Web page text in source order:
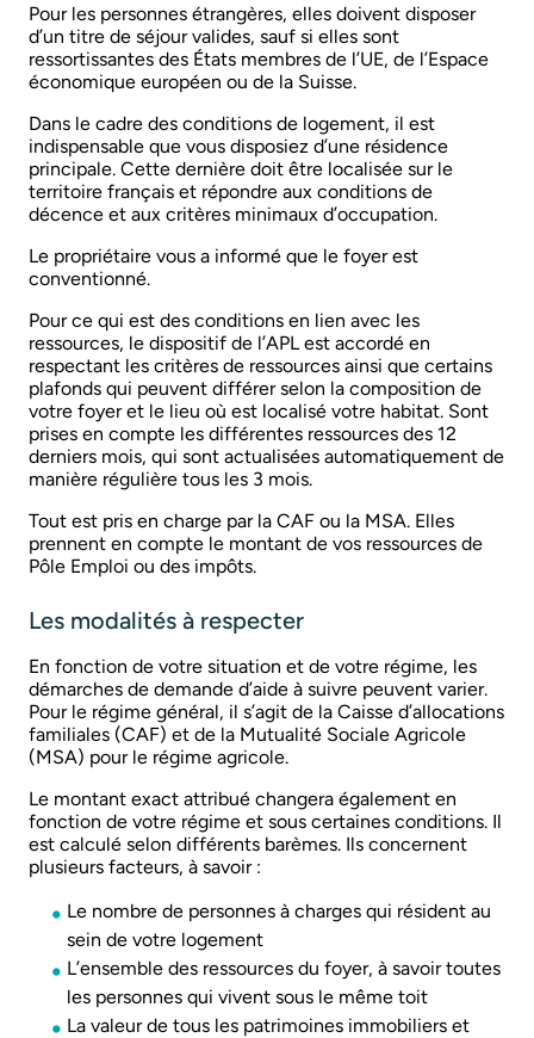
Pour les personnes étrangères, elles doivent disposer
d’un titre de séjour valides, sauf si elles sont
ressortissantes des États membres de l’UE, de l’Espace
économique européen ou de la Suisse.
Dans le cadre des conditions de logement, il est
indispensable que vous disposiez d’une résidence
principale. Cette dernière doit être localisée sur le
territoire français et répondre aux conditions de
décence et aux critères minimaux d’occupation.
Le propriétaire vous a informé que le foyer est
conventionné.
Pour ce qui est des conditions en lien avec les
ressources, le dispositif de l’APL est accordé en
respectant les critères de ressources ainsi que certains
plafonds qui peuvent différer selon la composition de
votre foyer et le lieu où est localisé votre habitat. Sont
prises en compte les différentes ressources des 12
derniers mois, qui sont actualisées automatiquement de
manière régulière tous les 3 mois.
Tout est pris en charge par la CAF ou la MSA. Elles
prennent en compte le montant de vos ressources de
Pôle Emploi ou des impôts.
Les modalités à respecter
En fonction de votre situation et de votre régime, les
démarches de demande d’aide à suivre peuvent varier.
Pour le régime général, il s’agit de la Caisse d’allocations
familiales (CAF) et de la Mutualité Sociale Agricole
(MSA) pour le régime agricole.
Le montant exact attribué changera également en
fonction de votre régime et sous certaines conditions. Il
est calculé selon différents barèmes. Ils concernent
plusieurs facteurs, à savoir :
Le nombre de personnes à charges qui résident au
sein de votre logement
L’ensemble des ressources du foyer, à savoir toutes
les personnes qui vivent sous le même toit
La valeur de tous les patrimoines immobiliers et